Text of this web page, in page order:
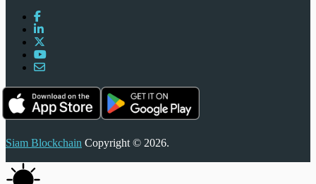
Siam Blockchain Copyright © 2026.